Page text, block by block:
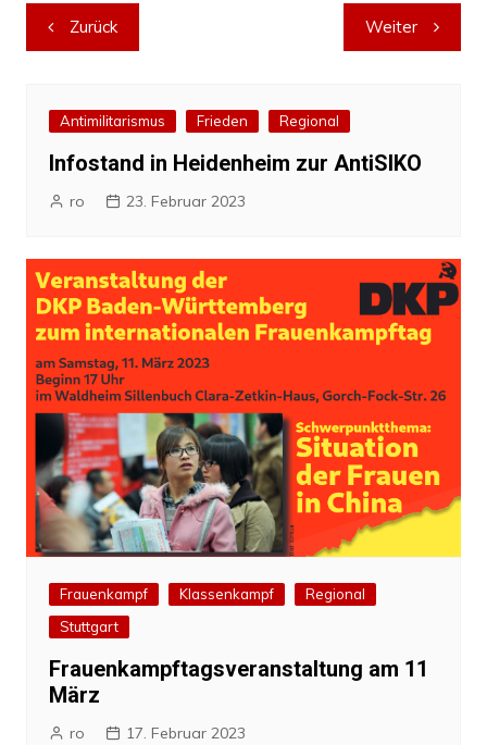
Beitragsnavigation
Zurück Weiter
Antimilitarismus Frieden Regional
Infostand in Heidenheim zur AntiSIKO
ro 23. Februar 2023
Frauenkampf Klassenkampf
Regional
Stuttgart
Frauenkampftagsveranstaltung am 11
März
ro 17. Februar 2023